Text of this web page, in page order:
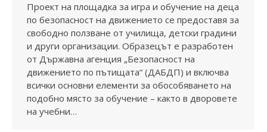
Проект на площадка за игра и обучение на деца
по безопасност на движението се предоставя за
свободно ползване от училища, детски градини
и други организации. Образецът е разработен
от Държавна агенция „Безопасност на
движението по пътищата“ (ДАБДП) и включва
всички основни елементи за обособяването на
подобно място за обучение – както в дворовете
на учебни…